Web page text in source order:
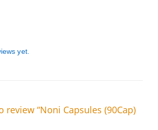
yet.
review “Noni Capsules (90Cap)